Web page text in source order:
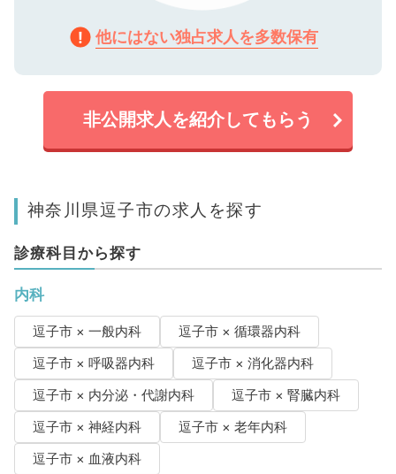
他にはない独占求人を多数保有
非公開求人を紹介してもらう
神奈川県逗子市の求人を探す
診療科目から探す
内科
逗子市 × 一般内科
逗子市 × 循環器内科
逗子市 × 呼吸器内科
逗子市 × 消化器内科
逗子市 × 内分泌・代謝内科
逗子市 × 腎臓内科
逗子市 × 神経内科
逗子市 × 老年内科
逗子市 × 血液内科